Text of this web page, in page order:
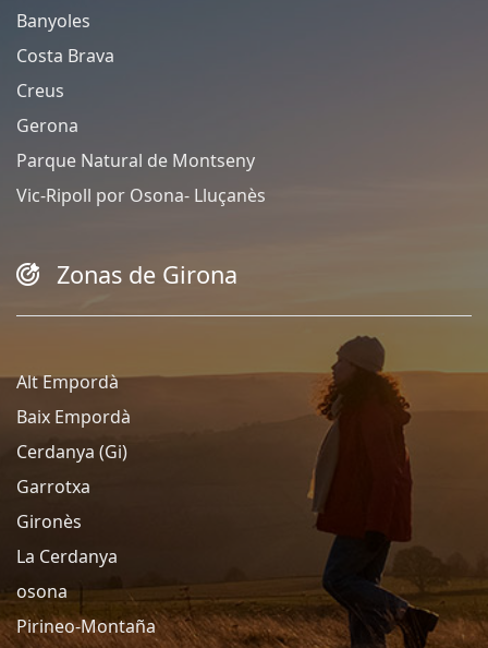
Banyoles
Costa Brava
Creus
Gerona
Parque Natural de Montseny
Vic-Ripoll por Osona- Lluçanès
Zonas de Girona
Alt Empordà
Baix Empordà
Cerdanya (Gi)
Garrotxa
Gironès
La Cerdanya
osona
Pirineo-Montaña